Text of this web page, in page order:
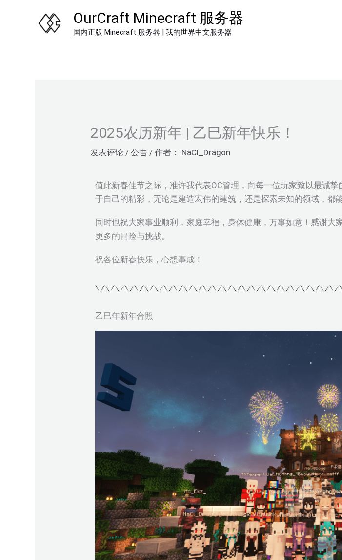
OurCraft Minecraft 服务器
国内正版 Minecraft 服务器 | 我的世界中文服务器
2025农历新年 | 乙巳新年快乐！
发表评论 /公告 / 作者： NaCl_Dragon
值此新春佳节之际，准许我代表OC管理，向每一位玩家致以最诚
于自己的精彩，无论是建造宏伟的建筑，还是探索未知的领域，都
同时也祝大家事业顺利，家庭幸福，身体健康，万事如意！感谢
更多的冒险与挑战。
祝各位新春快乐，心想事成！
乙巳年新年合照